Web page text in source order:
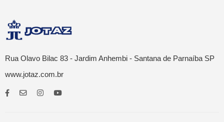
Rua Olavo Bilac 83 - Jardim Anhembi - Santana de Parnaíba SP
www.jotaz.com.br